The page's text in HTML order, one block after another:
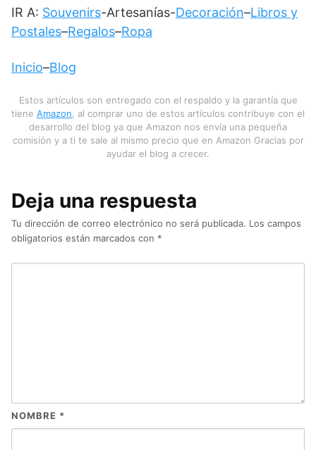
IR A: Souvenirs-Artesanías-Decoración–Libros y
Postales–Regalos–Ropa
Inicio–Blog
Estos artículos son entregado con el respaldo y la garantía que
tiene Amazon , al comprar uno de estos artículos contribuye con el
desarrollo del blog ya que Amazon nos envía una pequeña
comisión y a ti te sale al mismo precio que en Amazon Gracias por
ayudar el blog a crecer.
Deja una respuesta
Tu dirección de correo electrónico no será publicada. Los campos
obligatorios están marcados con *
NOMBRE *